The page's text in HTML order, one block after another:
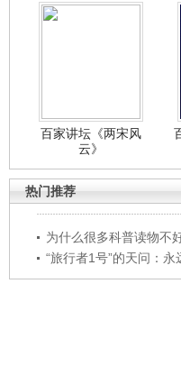
百家讲坛《两宋风
云》
热门推荐
为什么很多科普读物不
“旅行者1号”的天问：永